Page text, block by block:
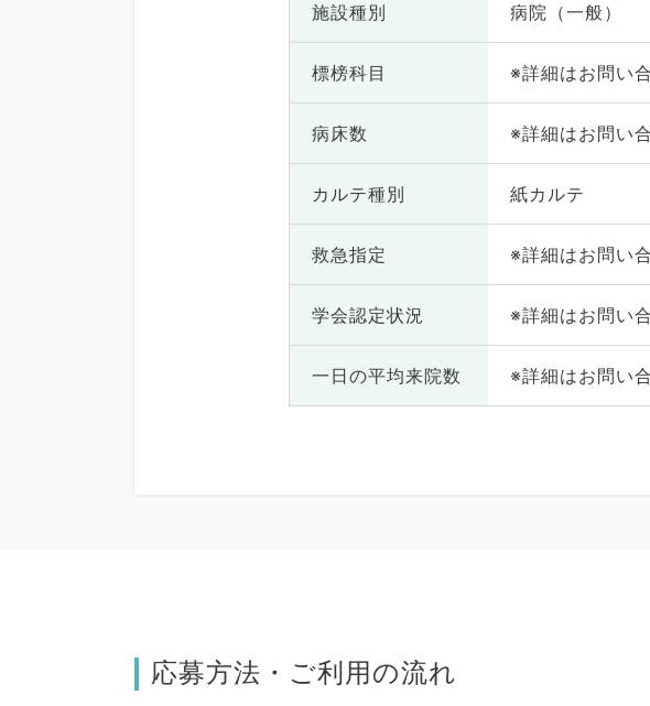
施設種別 病院（一般）
標榜科目 ※詳細はお問い
病床数 ※詳細はお問い
カルテ種別 紙カルテ
救急指定 ※詳細はお問い
学会認定状況 ※詳細はお問い
一日の平均来院数 ※詳細はお問い
応募方法・ご利用の流れ